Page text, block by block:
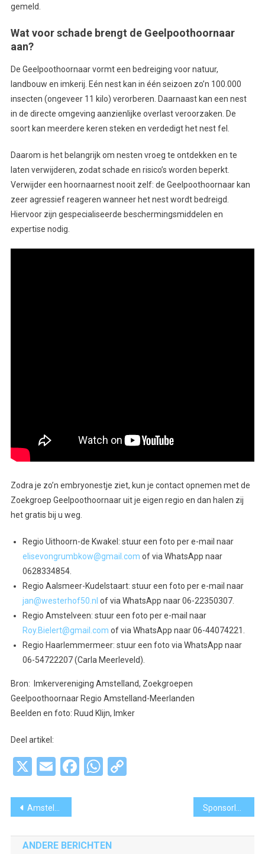
gemeld.
Wat voor schade brengt de Geelpoothoornaar
aan?
De Geelpoothoornaar vormt een bedreiging voor natuur,
landbouw en imkerij. Eén nest kan in één seizoen zo’n 100.000
insecten (ongeveer 11 kilo) verorberen. Daarnaast kan een nest
in de directe omgeving aanzienlijke overlast veroorzaken. De
soort kan meerdere keren steken en verdedigt het nest fel.
Daarom is het belangrijk om nesten vroeg te ontdekken en te
laten verwijderen, zodat schade en risico’s worden beperkt.
Verwijder een hoornaarnest nooit zelf: de Geelpoothoornaar kan
zeer agressief reageren wanneer het nest wordt bedreigd.
Hiervoor zijn gespecialiseerde beschermingsmiddelen en
expertise nodig.
Zodra je zo’n embryonestje ziet, kun je contact opnemen met de
Zoekgroep Geelpoothoornaar uit je eigen regio en dan halen zij
het gratis bij u weg.
Regio Uithoorn-de Kwakel: stuur een foto per e-mail naar
elisevongrumbkow@gmail.com of via WhatsApp naar
0628334854.
Regio Aalsmeer-Kudelstaart: stuur een foto per e-mail naar
jan@westerhof50.nl of via WhatsApp naar 06-22350307.
Regio Amstelveen: stuur een foto per e-mail naar
Roy.Bielert@gmail.com of via WhatsApp naar 06-44074221.
Regio Haarlemmermeer: stuur een foto via WhatsApp naar
06-54722207 (Carla Meerleveld).
Bron: Imkervereniging Amstelland, Zoekgroepen
Geelpoothoornaar Regio Amstelland-Meerlanden
Beelden en foto: Ruud Klijn, Imker
Deel artikel:
X EmailFacebook
WhatsApp
Copy
Bericht
navigatie
Amstelveense DJ Larita gaat viral met remix van Cheerio
ANDERE BERICHTEN